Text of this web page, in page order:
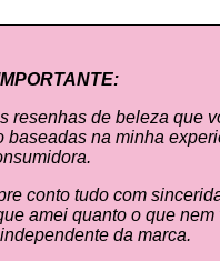
resenhas de beleza que
baseadas na minha
conto tudo com
amei quanto o que nem
da marca.